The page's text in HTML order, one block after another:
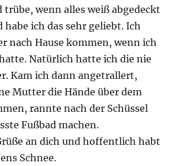
trübe, wenn alles weiß abgedeckt
habe ich das sehr geliebt. Ich
nach Hause kommen, wenn ich
Natürlich hatte ich die nie
Kam ich dann angetrallert,
Mutter die Hände über dem
rannte nach der Schüssel
Fußbad machen.
an dich und hoffentlich habt
Schnee.